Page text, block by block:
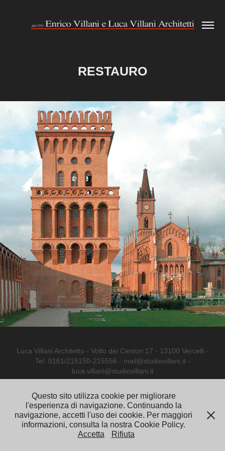
RESTAURO
Luca Villani Architetto - Volto dei Centori 17 - 13100 Vercelli -
Tel. 0161/215150-215556 - mail@studiovillani.it -
luca.villani@studiovillani.it
Questo sito utilizza cookie per migliorare
l'esperienza di navigazione. Continuando la
navigazione, accetti l'uso dei cookie. Per maggiori
informazioni, consulta la nostra Cookie Policy.
Accetta
Rifiuta